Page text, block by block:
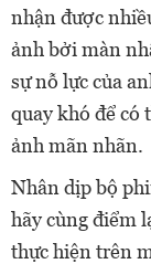
nhận được
ảnh bởi màn
sự nỗ lực của
quay khó để có
ảnh mãn nhãn.
Nhân dịp bộ
hãy cùng điểm
thực hiện trên